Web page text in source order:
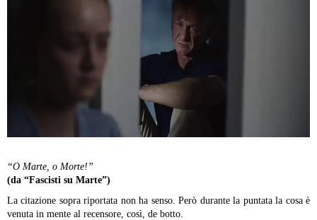
“O Marte, o Morte!”
(da “Fascisti su Marte”)
La citazione sopra riportata non ha senso. Però durante la puntata la cosa è
venuta in mente al recensore, così, de botto.